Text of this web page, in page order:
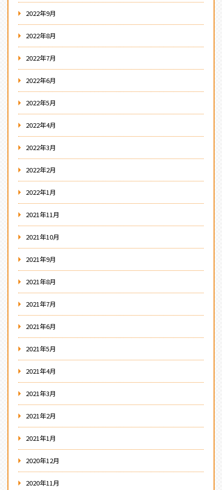
2022年9月
2022年8月
2022年7月
2022年6月
2022年5月
2022年4月
2022年3月
2022年2月
2022年1月
2021年11月
2021年10月
2021年9月
2021年8月
2021年7月
2021年6月
2021年5月
2021年4月
2021年3月
2021年2月
2021年1月
2020年12月
2020年11月